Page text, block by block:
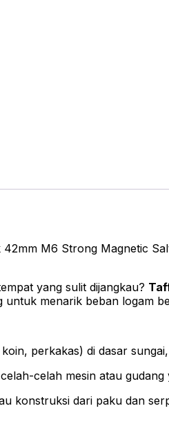
M6 Strong Magnetic
yang sulit dijangkau?
menarik beban logam
perkakas) di dasar
celah mesin atau gudang
konstruksi dari paku dan